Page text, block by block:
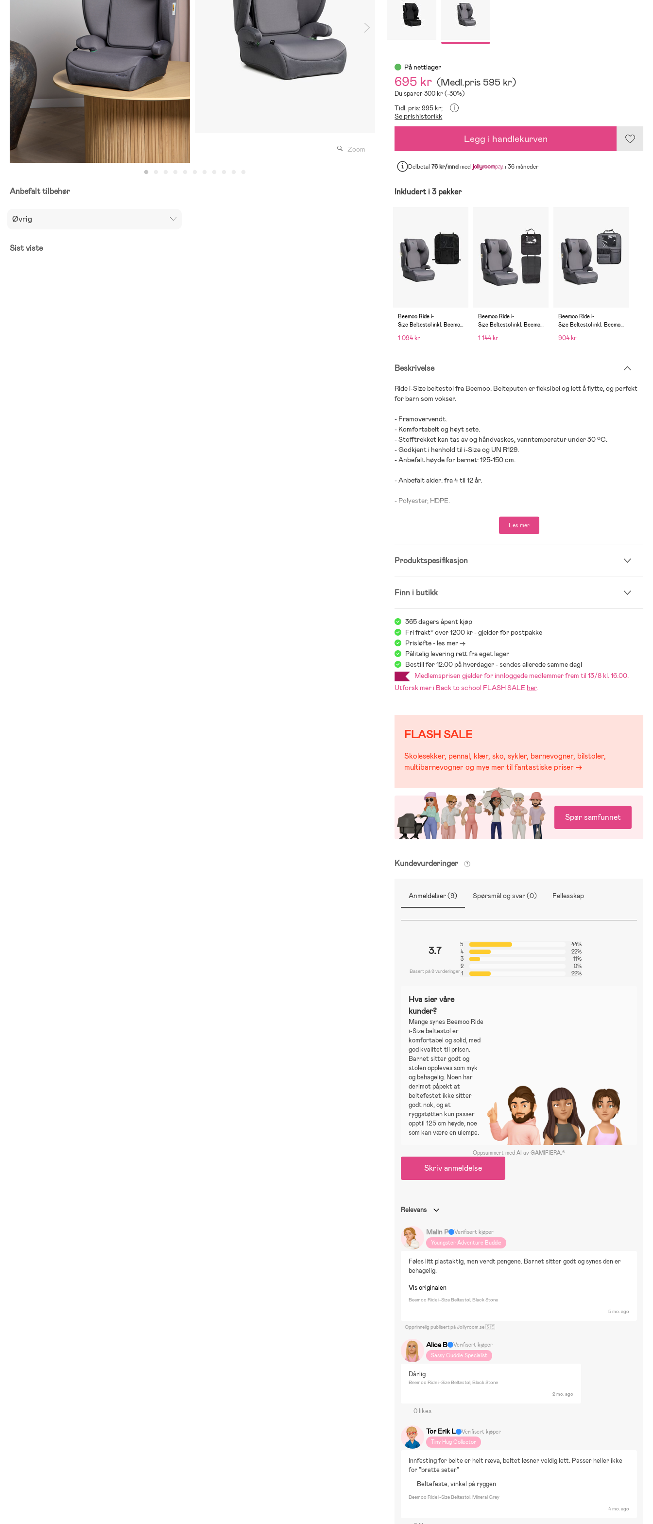
Zoom
Anbefalt tilbehør
Øvrig
Sist viste
På nettlager
695 kr (Medl.pris 595 kr)
Du sparer 300 kr (-30%)
Tidl. pris: 995 kr;
i
Se prishistorikk
Legg i handlekurven
Delbetal76 kr/mnd med i 36 måneder
Inkludert i 3 pakker
Beemoo Ride i-
Size Beltestol inkl. Beemoo
grey
1 094 kr
Beemoo Ride i-
Size Beltestol inkl. Beemoo
1 Sparketrekk, Mineral
1 144 kr
Beemoo Ride i-
Size Beltestol inkl. Beemoo
ppbevaring, Mineral Grey
904 kr
Beskrivelse
Ride i-Size beltestol fra Beemoo. Belteputen er fleksibel og lett å flytte, og perfekt
for barn som vokser.
- Framovervendt.
- Komfortabelt og høyt sete.
- Stofftrekket kan tas av og håndvaskes, vanntemperatur under 30 ºC.
- Godkjent i henhold til i-Size og UN R129.
- Anbefalt høyde for barnet: 125-150 cm.
- Anbefalt alder: fra 4 til 12 år.
- Polyester, HDPE.
Les mer
Produktspesifikasjon
Finn i butikk
365 dagers åpent kjøp
Fri frakt* over 1200 kr - gjelder för postpakke
Prisløfte - les mer ->
Pålitelig levering rett fra eget lager
Bestill før 12:00 på hverdager - sendes allerede samme dag!
Medlemsprisen gjelder for innloggede medlemmer frem til 13/8 kl. 16.00.
Utforsk mer i Back to school FLASH SALE her.
FLASH SALE
Skolesekker, pennal, klær, sko, sykler, barnevogner, bilstoler,
multibarnevogner og mye mer til fantastiske priser →
Spør samfunnet
Kundevurderinger
Anmeldelser (9) Spørsmål og svar (0) Fellesskap
3.7
Basert på 9 vurderinger
5
44%
4
22%
3
11%
2
0%
1
22%
Hva sier våre
kunder?
Mange synes Beemoo Ride
i-Size beltestol er
komfortabel og solid, med
god kvalitet til prisen.
Barnet sitter godt og
stolen oppleves som myk
og behagelig. Noen har
derimot påpekt at
beltefestet ikke sitter
godt nok, og at
ryggstøtten kun passer
opptil 125 cm høyde, noe
som kan være en ulempe.
Oppsummert med AI av GAMIFIERA.®
Skriv anmeldelse
Relevans
Malin P
Verifisert kjøper
Youngster Adventure Buddie
Føles litt plastaktig, men verdt pengene. Barnet sitter godt og synes den er
behagelig.
Vis originalen
Beemoo Ride i-Size Beltestol, Black Stone
5 mo. ago
Opprinnelig publisert på Jollyroom.se 🇸🇪
Alice B
Verifisert kjøper
Sassy Cuddle Specialist
Dårlig
Beemoo Ride i-Size Beltestol, Black Stone
2 mo. ago
0 likes
Tor Erik L
Verifisert kjøper
Tiny Hug Collector
Innfesting for belte er helt ræva, beltet løsner veldig lett. Passer heller ikke
for "bratte seter"
Beltefeste, vinkel på ryggen
Beemoo Ride i-Size Beltestol, Mineral Grey
4 mo. ago